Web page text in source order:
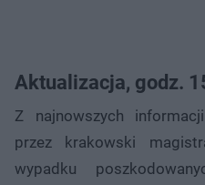
Aktualizacja, godz.
Z najnowszych
przez krakowski
wypadku